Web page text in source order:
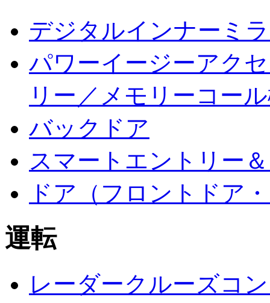
デジタルインナーミ
パワーイージーアク
リー／メモリーコー
バックドア
スマートエントリー
ドア（フロントドア
運転
レーダークルーズコ